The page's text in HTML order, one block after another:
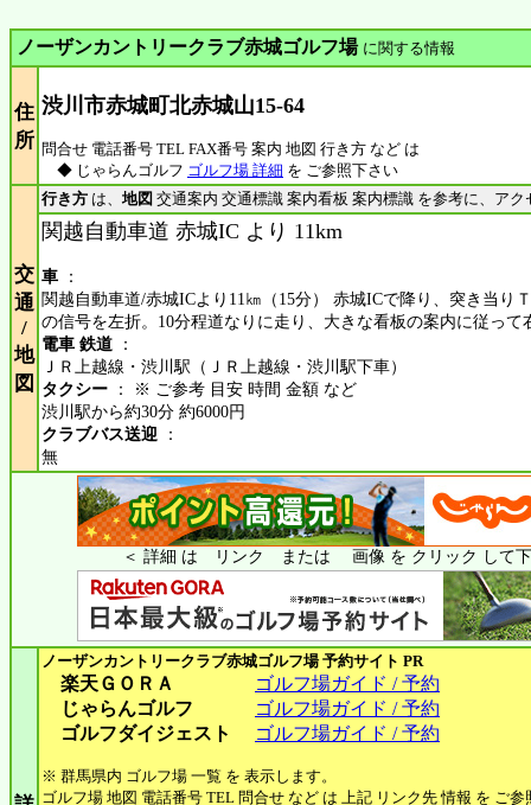
ノーザンカントリークラブ赤城ゴルフ場 に関する情報
住
所
渋川市赤城町北赤城山15-64
問合せ 電話番号 TEL FAX番号 案内 地図 行き方 など は
◆ じゃらんゴルフ ゴルフ場 詳細 を ご参照下さい
交
通
/
地
図
行き方 は、 地図 交通案内 交通標識 案内看板 案内標識 を参考に、アク
関越自動車道 赤城IC より 11km
車 ：
関越自動車道/赤城ICより11㎞（15分） 赤城ICで降り、突き当り
の信号を左折。10分程道なりに走り、大きな看板の案内に従って
電車 鉄道 ：
ＪＲ上越線・渋川駅（ＪＲ上越線・渋川駅下車）
タクシー ： ※ ご参考 目安 時間 金額 など
渋川駅から約30分 約6000円
クラブバス送迎 ：
無
＜ 詳細 は リンク または 画像 を クリック して下
ノーザンカントリークラブ赤城ゴルフ場 予約サイト PR
楽天ＧＯＲＡ
ゴルフ場ガイド / 予約
じゃらんゴルフ
ゴルフ場ガイド / 予約
ゴルフダイジェスト
ゴルフ場ガイド / 予約
※ 群馬県内 ゴルフ場 一覧 を 表示します。
ゴルフ場 地図 電話番号 TEL 問合せ など は 上記 リンク先 情報 を ご参